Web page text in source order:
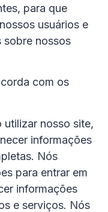
para que
usuários e
sobre nossos
com os
utilizar nosso site,
informações
Nós
para entrar em
informações
e serviços. Nós